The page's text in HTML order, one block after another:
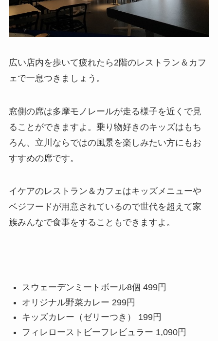
広い店内を歩いて疲れたら2階のレストラン＆カフ
ェで一息つきましょう。
窓側の席は多摩モノレールが走る様子を近くで見
ることができますよ。乗り物好きのキッズはもち
ろん、立川ならではの風景を楽しみたい方にもお
すすめの席です。
イケアのレストラン＆カフェはキッズメニューや
ベジフードが用意されているので世代を超えて家
族みんなで食事をすることもできますよ。
スウェーデンミートボール8個 499円
オリジナル野菜カレー 299円
キッズカレー（ゼリーつき） 199円
フィレローストビーフレビュラー 1,090円